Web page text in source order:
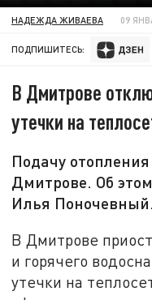
НАДЕЖДА ЖИВАЕВА 09
ПОДПИШИТЕСЬ:
В Дмитрове
утечки на
Подачу
Дмитрове. Об
Илья Поночевный.
В Дмитрове
и горячего
утечки на